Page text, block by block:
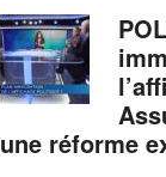
une réforme